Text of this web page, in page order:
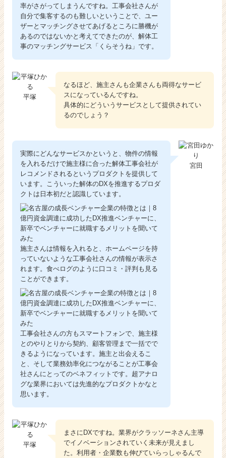
率がさがってしまうんですね。工事会社さんが
自分で集客するのも難しいということで、ユー
ザーとマッチングさせてあげるところに勝機が
あるのではないかと考えてできたのが、解体工
事のマッチングサービス「くらそうね」です。
平塚
なるほど、施主さんも企業さんも両得なサービ
スになっているんですね。
具体的にどういうサービスとして提供されてい
るのでしょう？
宮田
実際にどんなサービスかというと、物件の情報
を入れるだけで施主様に合った解体工事会社が
レコメンドされるというプロダクトを提供して
います。こういった解体のDXを推進するプロダ
クトは日本初だと認識しています。
施主さんは情報を入れると、ホームページを持
っていないような工事会社さんの情報が表示さ
れます。食べログのように口コミ・評判も見る
ことができます。
工事会社さんの方もスマートフォンで、施主様
とのやりとりから契約、顧客管理まで一括でで
きるようになっています。施主と出会えるこ
と、そして業務効率化につながることが工事会
社さんにとってのベネフィットです。超アナロ
グな業界においては先進的なプロダクトかなと
思います。
平塚
まさにDXですね。業界がクラッソーネさん主導
でイノベーションされていく未来が見えまし
た。利用者・企業数も伸びていらっしゃるんで